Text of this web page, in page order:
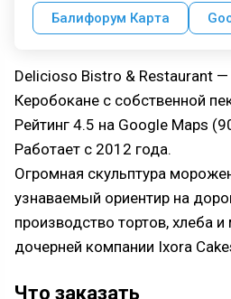
Балифорум Карта
Delicioso Bistro & Restaurant
Керобокане с собственной
Рейтинг 4.5 на Google Maps
Работает с 2012 года.
Огромная скульптура
узнаваемый ориентир на
производство тортов, хлеба
дочерней компании Ixora
Что заказать